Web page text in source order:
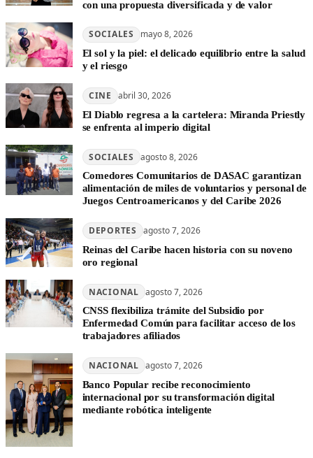
con una propuesta diversificada y de valor
SOCIALES mayo 8, 2026
El sol y la piel: el delicado equilibrio entre la salud
y el riesgo
CINE abril 30, 2026
El Diablo regresa a la cartelera: Miranda Priestly
se enfrenta al imperio digital
SOCIALES agosto 8, 2026
Comedores Comunitarios de DASAC garantizan
alimentación de miles de voluntarios y personal de
Juegos Centroamericanos y del Caribe 2026
DEPORTES agosto 7, 2026
Reinas del Caribe hacen historia con su noveno
oro regional
NACIONAL agosto 7, 2026
CNSS flexibiliza trámite del Subsidio por
Enfermedad Común para facilitar acceso de los
trabajadores afiliados
NACIONAL agosto 7, 2026
Banco Popular recibe reconocimiento
internacional por su transformación digital
mediante robótica inteligente